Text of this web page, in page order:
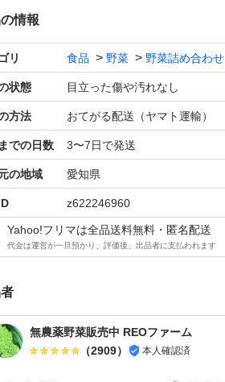
く
ーニ
イモ
ベツ(1/2)
4)
ん草
ル
情報
リ 食品 野菜 野菜詰め合わせ
状態 目立った傷や汚れなし
方法 おてがる配送（ヤマト運輸）
での日数 3〜7日で発送
の地域 愛知県
z622246960
Yahoo!フリマは全品送料無料・匿名配送
代金は運営が一旦預かり、評価後、出品者に支払われます
無農薬野菜販売中 REOファーム
（2909） 本人確認済